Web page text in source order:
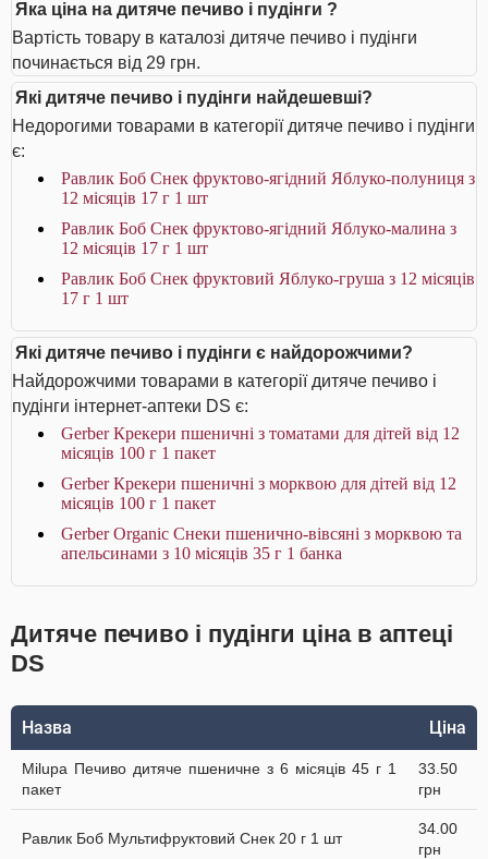
Яка ціна на дитяче печиво і пудінги ?
Вартість товару в каталозі дитяче печиво і пудінги
починається від 29 грн.
Які дитяче печиво і пудінги найдешевші?
Недорогими товарами в категорії дитяче печиво і пудінги
є:
Равлик Боб Снек фруктово-ягідний Яблуко-полуниця з
12 місяців 17 г 1 шт
Равлик Боб Снек фруктово-ягідний Яблуко-малина з
12 місяців 17 г 1 шт
Равлик Боб Снек фруктовий Яблуко-груша з 12 місяців
17 г 1 шт
Які дитяче печиво і пудінги є найдорожчими?
Найдорожчими товарами в категорії дитяче печиво і
пудінги інтернет-аптеки DS є:
Gerber Крекери пшеничні з томатами для дітей від 12
місяців 100 г 1 пакет
Gerber Крекери пшеничні з морквою для дітей від 12
місяців 100 г 1 пакет
Gerber Organic Снеки пшенично-вівсяні з морквою та
апельсинами з 10 місяців 35 г 1 банка
Дитяче печиво і пудінги ціна в аптеці
DS
Назва Ціна
Milupa Печиво дитяче пшеничне з 6 місяців 45 г 1
пакет
33.50
грн
Равлик Боб Мультифруктовий Cнек 20 г 1 шт
34.00
грн